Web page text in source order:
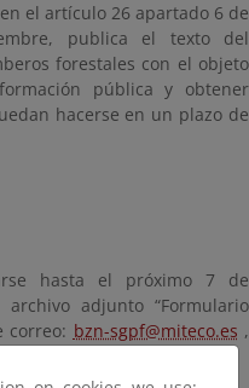
el artículo 26 apartado 6 de
publica el texto del
forestales con el objeto
pública y obtener
hacerse en un plazo de
hasta el próximo 7 de
adjunto “Formulario
correo: bzn-sgpf@miteco.es ,